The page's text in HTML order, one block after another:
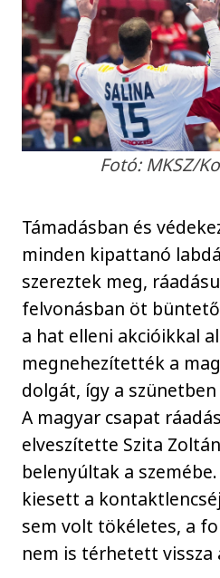
Fotó: MKSZ/
Támadásban és
minden kipattanó
szereztek meg,
felvonásban öt
a hat elleni akcióikkal
megnehezítették a
dolgát, így a
A magyar csapat
elveszítette Szita
belenyúltak a
kiesett a
sem volt tökéletes, a
nem is térhetett vissza